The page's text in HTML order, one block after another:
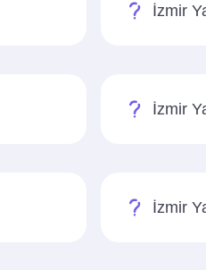
İzmir
İzmir
İzmir